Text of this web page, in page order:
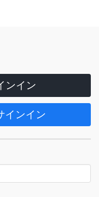
ンイン
インイン